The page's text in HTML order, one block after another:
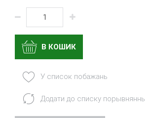
В КОШИК
У список побажань
Додати до списку порывняннь